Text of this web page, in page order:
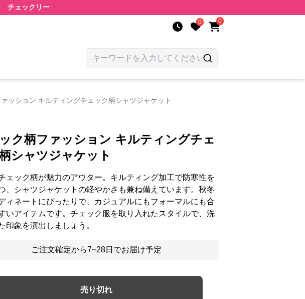
チェックリー
0 0
ッション キルティングチェック柄シャツジャケット
ク柄ファッション キルティングチェ
シャツジャケット
ェック柄が魅力のアウター。キルティング加工で防寒性を
、シャツジャケットの軽やかさも兼ね備えています。秋冬
ィネートにぴったりで、カジュアルにもフォーマルにも合
いアイテムです。チェック服を取り入れたスタイルで、洗
印象を演出しましょう。
ご注文確定から7~28日でお届け予定
売り切れ